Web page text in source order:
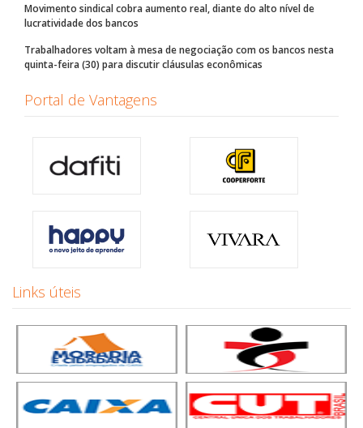
Movimento sindical cobra aumento real, diante do alto nível de
lucratividade dos bancos
Trabalhadores voltam à mesa de negociação com os bancos nesta
quinta-feira (30) para discutir cláusulas econômicas
Portal de Vantagens
Links úteis